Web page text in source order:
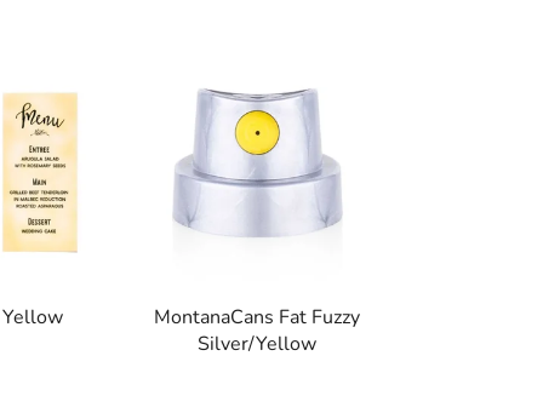
MontanaCans Fat Fuzzy
Silver/Yellow